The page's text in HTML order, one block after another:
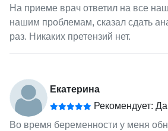
На приеме врач ответил на все
нашим проблемам, сказал сдать
раз. Никаких претензий нет.
Екатерина
Рекомендует: Да
Во время беременности у меня